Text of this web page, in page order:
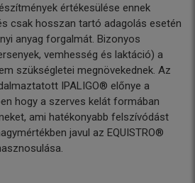
értékesülése ennek
csak hosszan tartó adagolás esetén
anyag forgalmát. Bizonyos
vemhesség és laktáció) a
szükségletei megnövekednek. Az
IPALIGO® előnye a
hogy a szerves kelát formában
ami hatékonyabb felszívódást
javul az EQUISTRO®